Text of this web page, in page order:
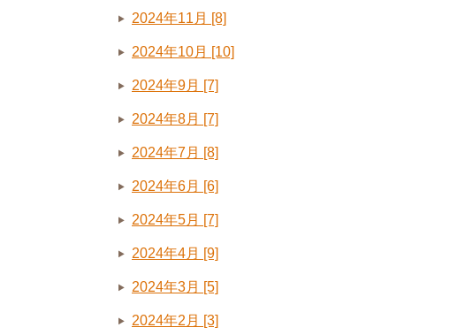
2024年11月 [8]
2024年10月 [10]
2024年9月 [7]
2024年8月 [7]
2024年7月 [8]
2024年6月 [6]
2024年5月 [7]
2024年4月 [9]
2024年3月 [5]
2024年2月 [3]